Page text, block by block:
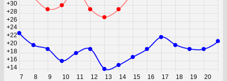
7 8 9 10 11 12 13 14 15 16 17 18 19 20
+14
+16
+18
+20
+22
+24
+26
+28
+30